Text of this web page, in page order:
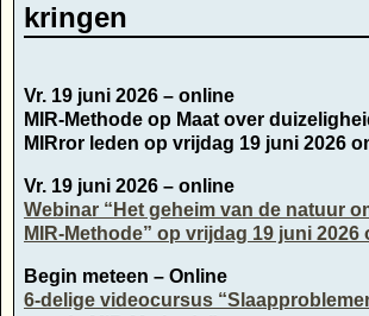
kringen
Vr. 19 juni 2026 – online
MIR-Methode op Maat over
MIRror leden op vrijdag 19 juni 2026
Vr. 19 juni 2026 – online
Webinar “Het geheim van de natuur
MIR-Methode” op vrijdag 19 juni 2026
Begin meteen – Online
6-delige videocursus